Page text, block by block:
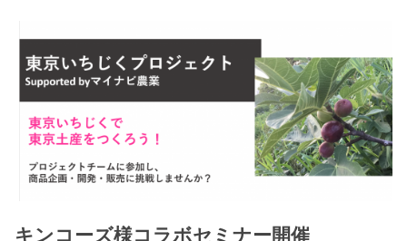
キンコーズ様コラボセミナー開催